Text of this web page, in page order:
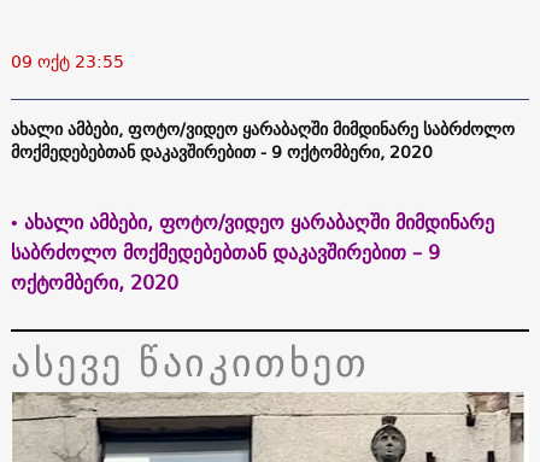
09 ოქტ 23:55
ახალი ამბები, ფოტო/ვიდეო ყარაბაღში მიმდინარე საბრძოლო
მოქმედებებთან დაკავშირებით - 9 ოქტომბერი, 2020
• ახალი ამბები, ფოტო/ვიდეო ყარაბაღში მიმდინარე
საბრძოლო მოქმედებებთან დაკავშირებით – 9
ოქტომბერი, 2020
ასევე წაიკითხეთ